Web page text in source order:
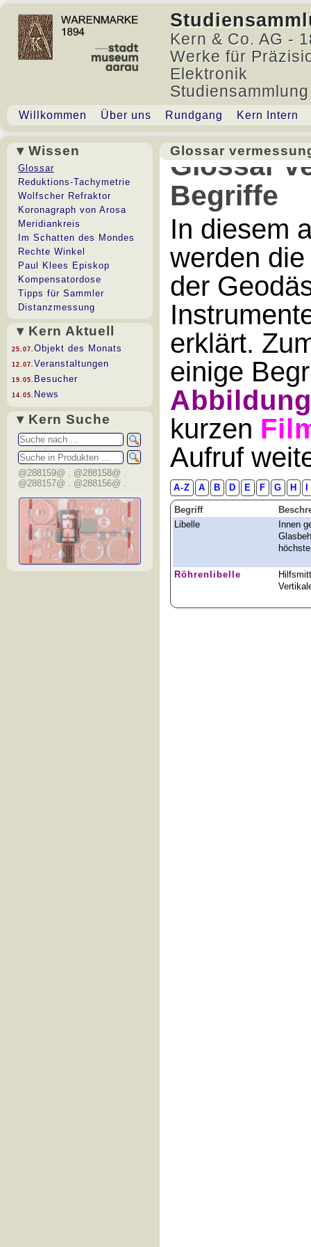
Kern & Co. AG -
Werke für
Elektronik
Willkommen Über uns Rundgang Kern Intern
▾ Wissen
Glossar
Reduktions-Tachymetrie
Wolfscher Refraktor
Koronagraph von Arosa
Meridiankreis
Im Schatten des Mondes
Rechte Winkel
Paul Klees Episkop
Kompensatordose
Tipps für Sammler
Distanzmessung
▾ Kern Aktuell
25.07. Objekt des Monats
12.07. Veranstaltungen
19.05. Besucher
14.05. News
▾ Kern Suche
@288159@ . @288158@ .
@288157@ . @288156@ .
Glossar
Glossar
Begriffe
In diesem
werden
der
erklärt.
einige
kurzen
Aufruf
A-Z A B D E F G H
Begriff
Libelle
Innen
Röhrenlibelle